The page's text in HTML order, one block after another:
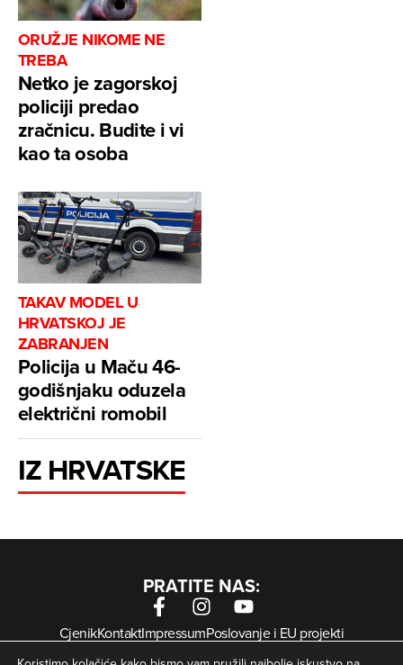
ORUŽJE NIKOME NE
TREBA
Netko je zagorskoj
policiji predao
zračnicu. Budite i vi
kao ta osoba
TAKAV MODEL U
HRVATSKOJ JE
ZABRANJEN
Policija u Maču 46-
godišnjaku oduzela
električni romobil
IZ HRVATSKE
PRATITE NAS:
CjenikKontaktImpressumPoslovanje i EU projekti
Arhiva digitalnih novina
Uvjeti korištenjaZaštita privatnosti